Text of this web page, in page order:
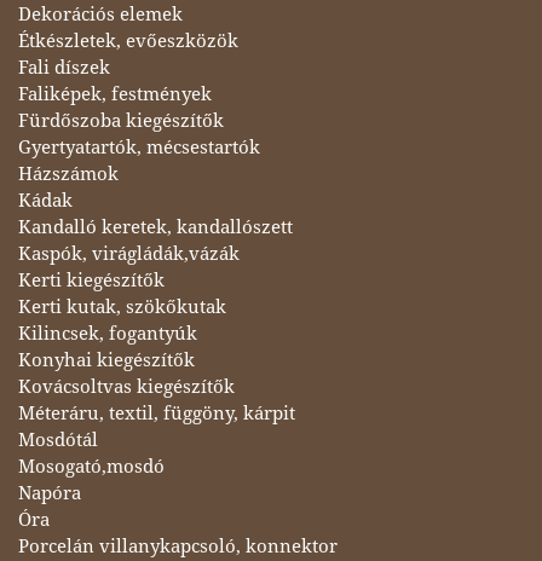
Dekorációs elemek
Étkészletek, evőeszközök
Fali díszek
Faliképek, festmények
Fürdőszoba kiegészítők
Gyertyatartók, mécsestartók
Házszámok
Kádak
Kandalló keretek, kandallószett
Kaspók, virágládák,vázák
Kerti kiegészítők
Kerti kutak, szökőkutak
Kilincsek, fogantyúk
Konyhai kiegészítők
Kovácsoltvas kiegészítők
Méteráru, textil, függöny, kárpit
Mosdótál
Mosogató,mosdó
Napóra
Óra
Porcelán villanykapcsoló, konnektor